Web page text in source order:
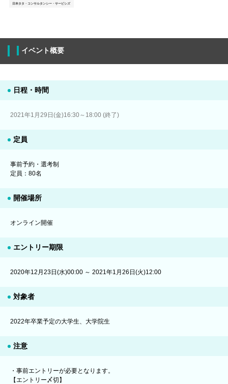
日本タタ・コンサルタンシー・サービシズ
イベント概要
日程・時間
2021年1月29日(金)16:30～18:00 (終了)
定員
事前予約・選考制
定員：80名
開催場所
オンライン開催
エントリー期限
2020年12月23日(水)00:00 ～ 2021年1月26日(火)12:00
対象者
2022年卒業予定の大学生、大学院生
注意
・事前エントリーが必要となります。
【エントリー〆切】